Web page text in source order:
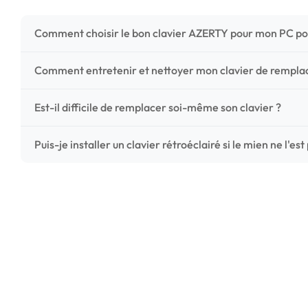
Comment choisir le bon clavier AZERTY pour mon PC
Pour ne pas vous tromper, vérifiez trois points critiques
Comment entretenir et nettoyer mon clavier de
Un entretien régulier prolonge la vie de vos touches.
Est-il difficile de remplacer soi-même son clavier ?
C'est une réparation accessible et très économique !
Puis-je installer un clavier rétroéclairé si le mien ne l'est